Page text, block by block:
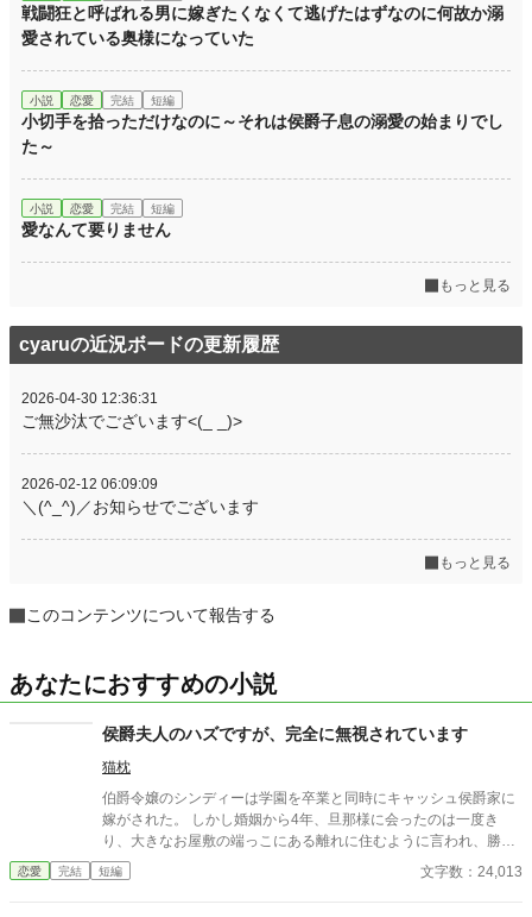
戦闘狂と呼ばれる男に嫁ぎたくなくて逃げたはずなのに何故か溺
愛されている奥様になっていた
小説 恋愛 完結 短編
小切手を拾っただけなのに～それは侯爵子息の溺愛の始まりでし
た～
小説 恋愛 完結 短編
愛なんて要りません
もっと見る
cyaruの近況ボードの更新履歴
2026-04-30 12:36:31
ご無沙汰でございます<(_ _)>
2026-02-12 06:09:09
＼(^_^)／お知らせでございます
もっと見る
このコンテンツについて報告する
あなたにおすすめの小説
侯爵夫人のハズですが、完全に無視されています
猫枕
伯爵令嬢のシンディーは学園を卒業と同時にキャッシュ侯爵家に
嫁がされた。 しかし婚姻から4年、旦那様に会ったのは一度き
り、大きなお屋敷の端っこにある離れに住むように言われ、勝手
な外出も禁じられている。 本宅にはシンディーの偽物が奥様と呼
ばれて暮らしているらしい。 盛大な結婚式が行われたというがシ
恋愛 完結 短編 文字数：24,013